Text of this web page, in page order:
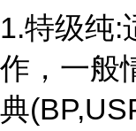
1.特级纯:
作，一般
典